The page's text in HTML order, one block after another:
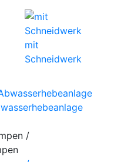
mit
Schneidwerk